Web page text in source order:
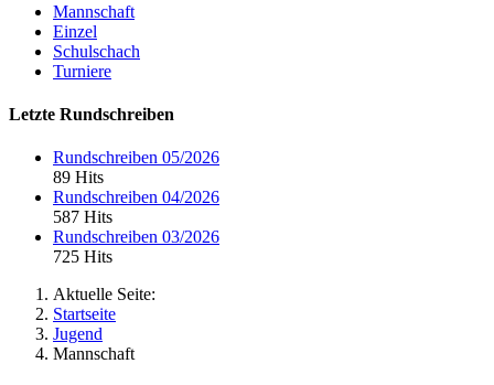
Mannschaft
Einzel
Schulschach
Turniere
Letzte Rundschreiben
Rundschreiben 05/2026
89 Hits
Rundschreiben 04/2026
587 Hits
Rundschreiben 03/2026
725 Hits
Aktuelle Seite:
Startseite
Jugend
Mannschaft